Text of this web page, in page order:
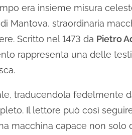
era insieme misura
Mantova, straordinaria
Scritto nel 1473 da Pietro
rappresenta una delle
traducendola fedelmente
Il lettore può così
macchina capace non solo